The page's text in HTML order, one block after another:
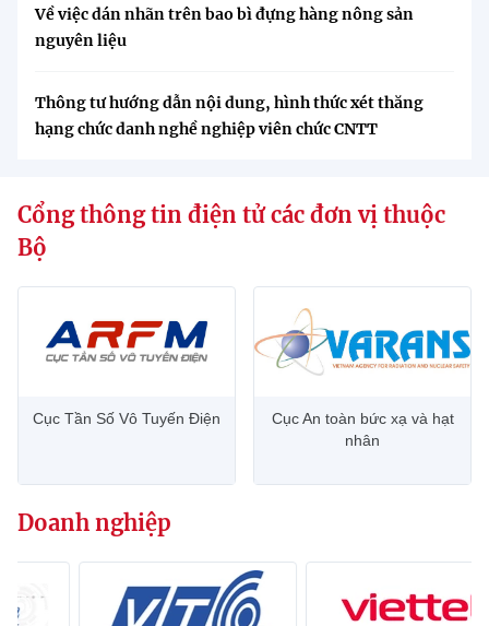
Về việc dán nhãn trên bao bì đựng hàng nông sản
nguyên liệu
Thông tư hướng dẫn nội dung, hình thức xét thăng
hạng chức danh nghề nghiệp viên chức CNTT
Cổng thông tin điện tử các đơn vị thuộc
Bộ
Cục Tần Số Vô Tuyến Điện
Cục An toàn bức xạ và hạt
nhân
Doanh nghiệp